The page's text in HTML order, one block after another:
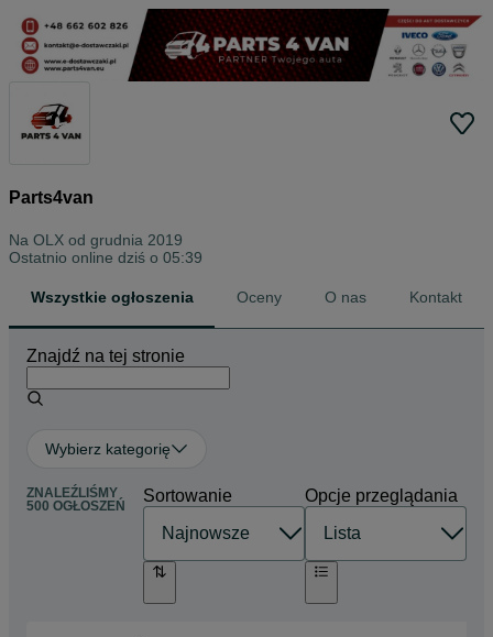
Parts4van
Na OLX od grudnia 2019
Ostatnio online dziś o 05:39
Wszystkie ogłoszenia Oceny O nas Kontakt
Znajdź na tej stronie
Wybierz kategorię
ZNALEŹLIŚMY
500 OGŁOSZEŃ
Sortowanie Opcje przeglądania